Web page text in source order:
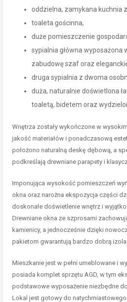
oddzielna, zamykana kuchnia
toaleta gościnna,
duże pomieszczenie
sypialnia główna wyposażona
zabudowę szaf oraz
druga sypialnia z dwoma
duża, naturalnie doświetlona
toaletą, bidetem oraz
Wnętrza zostały wykończone w
jakość materiałów i ponadczasową
położono naturalną deskę dębową, a
podkreślają drewniane parapety i
Imponująca wysokość pomieszczeń
okna oraz narożna ekspozycja części
doskonałe doświetlenie wnętrz i
Drewniane okna ze szprosami
kamienicy, a jednocześnie dzięki
pakietom gwarantują bardzo dobrą
Mieszkanie jest w pełni umeblowane i
posiada komplet sprzętu AGD, w tym
podstawowe wyposażenie niezbędne
Lokal jest gotowy do